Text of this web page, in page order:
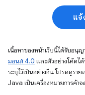
แ
เนื้อหาของหน้าเว็บนี้ได้รับอนุญ
มอนส์ 4.0 และตัวอย่างโค้ดไ
ระบุไว้เป็นอย่างอื่น โปรดดูราย
Java เป็นเครื่องหมายการค้า